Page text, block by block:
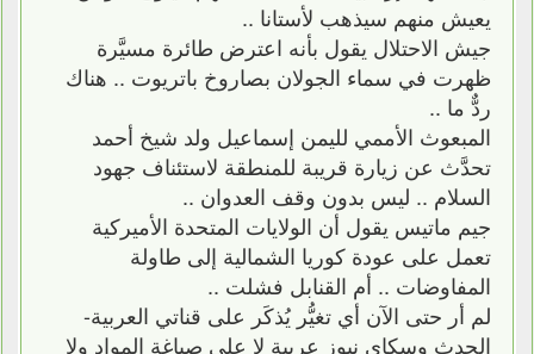
يعيش منهم سيذهب لأستانا ..
جيش الاحتلال يقول بأنه اعترض طائرة مسيَّرة
ظهرت في سماء الجولان بصاروخ باتريوت .. هناك
ردٌّ ما ..
المبعوث الأممي لليمن إسماعيل ولد شيخ أحمد
تحدَّث عن زيارة قريبة للمنطقة لاستئناف جهود
السلام .. ليس بدون وقف العدوان ..
جيم ماتيس يقول أن الولايات المتحدة الأميركية
تعمل على عودة كوريا الشمالية إلى طاولة
المفاوضات .. أم القنابل فشلت ..
لم أر حتى الآن أي تغيُّر يُذكَر على قناتي العربية-
الحدث وسكاي نيوز عربية لا على صياغة المواد ولا